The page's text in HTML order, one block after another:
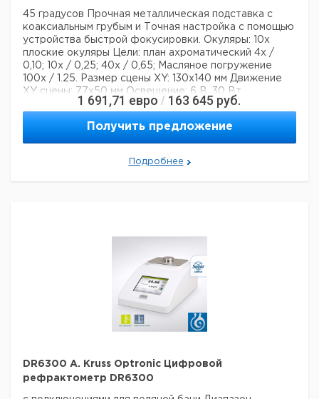
45 градусов
Прочная металлическая подставка с
коаксиальным грубым и
Точная настройка с помощью
устройства быстрой фокусировки. Окуляры: 10x
плоские окуляры
Цели: план ахроматический 4х /
0,10; 10x / 0,25; 40x / 0,65;
Масляное погружение
100x / 1.25.
Размер сцены XY: 130x140 мм Движение
XY сцены: 77x50 мм Освещение: 6 В, 30 Вт
(регулируемый галоген)Электропитание: 240 В,
50/60 ГцКонденсатор: двойной линзы Abbe-
конденсатор NA 1.25 с ирисовая диафрагма и
держатель фильтра.Фильтры: синий, зеленый и
Описание типа продукта:
Lichtmikroskope
Германия
Страна происхождения:Гамбург
1 691,71 евро / 163 645 руб.
Получить предложение
Подробнее
DR6300 A. Kruss Optronic Цифровой
рефрактометр DR6300